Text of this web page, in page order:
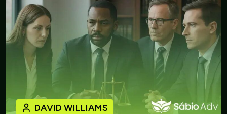
DAVID WILLIAMS